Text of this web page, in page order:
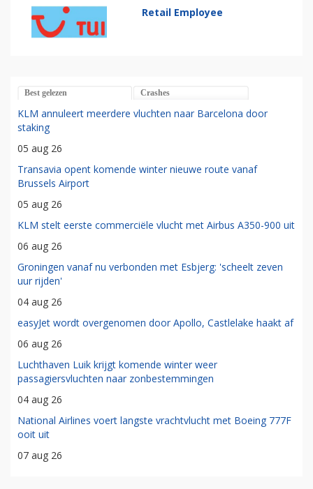
Retail Employee
Best gelezen Crashes
KLM annuleert meerdere vluchten naar Barcelona door
staking
05 aug 26
Transavia opent komende winter nieuwe route vanaf
Brussels Airport
05 aug 26
KLM stelt eerste commerciële vlucht met Airbus A350-900 uit
06 aug 26
Groningen vanaf nu verbonden met Esbjerg: 'scheelt zeven
uur rijden'
04 aug 26
easyJet wordt overgenomen door Apollo, Castlelake haakt af
06 aug 26
Luchthaven Luik krijgt komende winter weer
passagiersvluchten naar zonbestemmingen
04 aug 26
National Airlines voert langste vrachtvlucht met Boeing 777F
ooit uit
07 aug 26